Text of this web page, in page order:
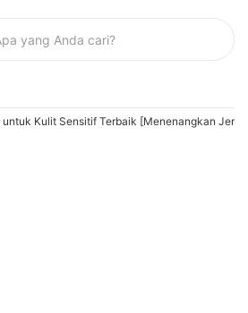
untuk Kulit Sensitif Terbaik [Menenangkan